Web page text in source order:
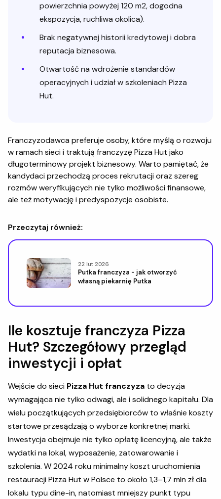
powierzchnia powyżej 120 m2, dogodna
ekspozycja, ruchliwa okolica).
Brak negatywnej historii kredytowej i dobra
reputacja biznesowa.
Otwartość na wdrożenie standardów
operacyjnych i udział w szkoleniach Pizza
Hut.
Franczyzodawca preferuje osoby, które myślą o rozwoju
w ramach sieci i traktują franczyzę Pizza Hut jako
długoterminowy projekt biznesowy. Warto pamiętać, że
kandydaci przechodzą proces rekrutacji oraz szereg
rozmów weryfikujących nie tylko możliwości finansowe,
ale też motywację i predyspozycje osobiste.
Przeczytaj również:
22 lut 2026
Putka franczyza - jak otworzyć
własną piekarnię Putka
Ile kosztuje franczyza Pizza
Hut? Szczegółowy przegląd
inwestycji i opłat
Wejście do sieci Pizza Hut franczyza to decyzja
wymagająca nie tylko odwagi, ale i solidnego kapitału. Dla
wielu początkujących przedsiębiorców to właśnie koszty
startowe przesądzają o wyborze konkretnej marki.
Inwestycja obejmuje nie tylko opłatę licencyjną, ale także
wydatki na lokal, wyposażenie, zatowarowanie i
szkolenia. W 2024 roku minimalny koszt uruchomienia
restauracji Pizza Hut w Polsce to około 1,3–1,7 mln zł dla
lokalu typu dine-in, natomiast mniejszy punkt typu